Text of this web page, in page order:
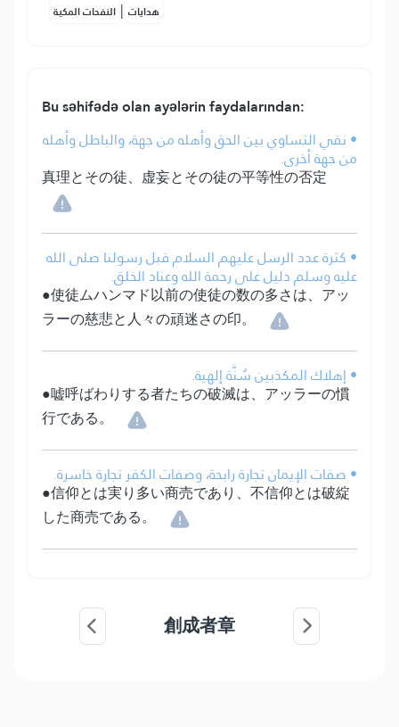
النفحات المكية | هدايات
Bu səhifədə olan ayələrin faydalarından:
• نفي التساوي بين الحق وأهله من جهة، والباطل وأهله
من جهة أخرى.
真理とその徒、虚妄とその徒の平等性の否定
• كثرة عدد الرسل عليهم السلام قبل رسولنا صلى الله
عليه وسلم دليل على رحمة الله وعناد الخلق.
●使徒ムハンマド以前の使徒の数の多さは、アッ
ラーの慈悲と人々の頑迷さの印。
• إهلاك المكذبين سُنَّة إلهية.
●嘘呼ばわりする者たちの破滅は、アッラーの慣
行である。
• صفات الإيمان تجارة رابحة، وصفات الكفر تجارة خاسرة.
●信仰とは実り多い商売であり、不信仰とは破綻
した商売である。
創成者章